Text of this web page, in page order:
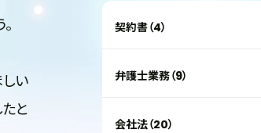
い
と
契約書（4）
弁護士業務（9）
会社法（20）